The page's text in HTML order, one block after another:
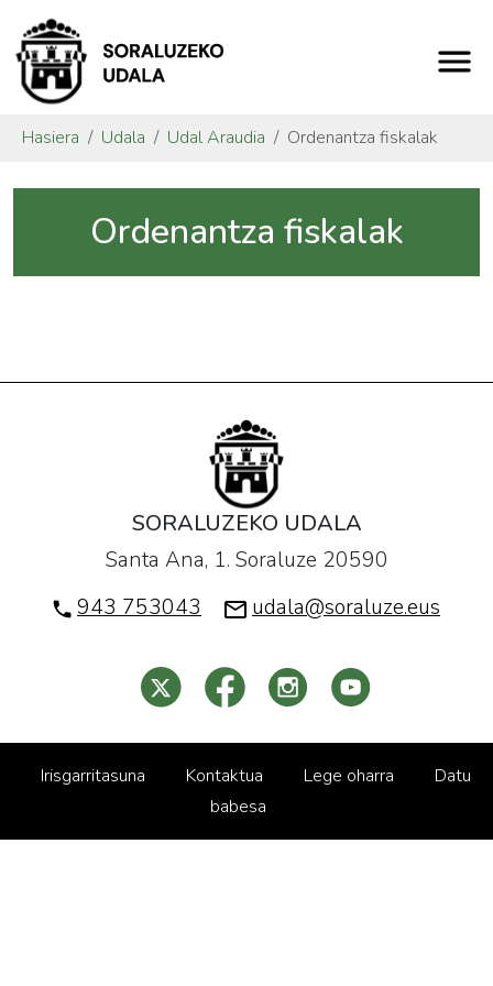
Hasiera Udala Udal Araudia Ordenantza fiskalak
Ordenantza fiskalak
SORALUZEKO UDALA
Santa Ana, 1. Soraluze 20590
943 753043
udala@soraluze.eus
Irisgarritasuna Kontaktua Lege oharra
Datu
babesa